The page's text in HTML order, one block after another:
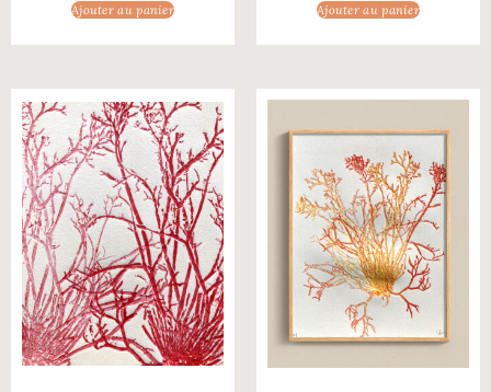
Ajouter au panier Ajouter au panier